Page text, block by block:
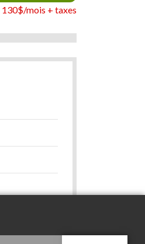
130$/mois + taxes